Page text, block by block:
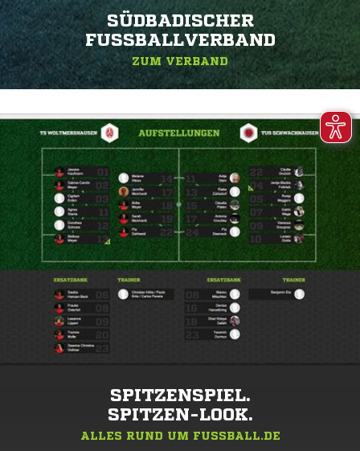
SÜDBADISCHER
FUSSBALLVERBAND
ZUM VERBAND
SPITZENSPIEL.
SPITZEN-LOOK.
ALLES RUND UM FUSSBALL.DE